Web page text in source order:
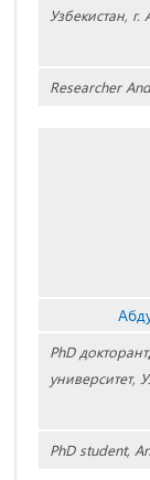
Узбекистан,
Researcher
PhD докторант,
университет,
PhD student,